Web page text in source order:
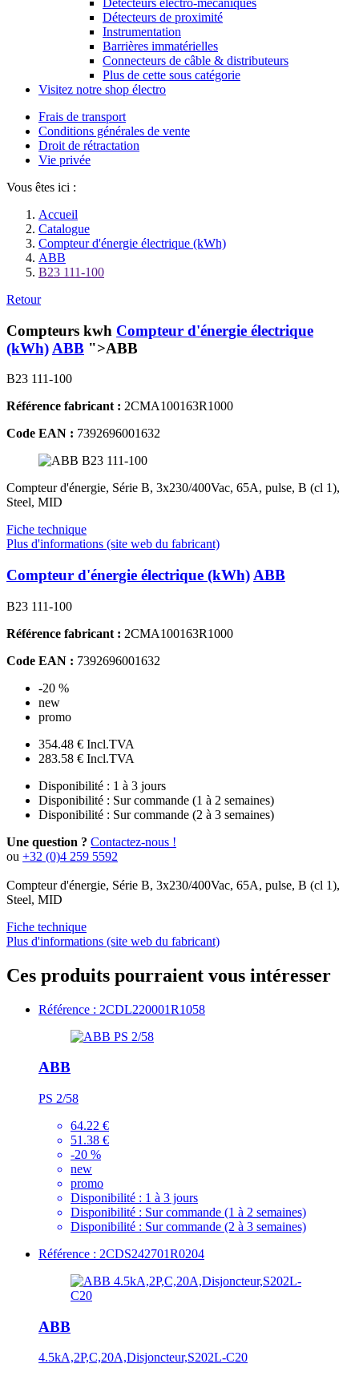
Détecteurs de proximité
Instrumentation
Barrières immatérielles
Connecteurs de câble & distributeurs
Plus de cette sous catégorie
Visitez notre shop électro
Frais de transport
Conditions générales de vente
Droit de rétractation
Vie privée
Vous êtes ici :
Accueil
Catalogue
Compteur d'énergie électrique (kWh)
ABB
B23 111-100
Retour
Compteurs kwh Compteur d'énergie électrique
(kWh) ABB ">ABB
B23 111-100
Référence fabricant : 2CMA100163R1000
Code EAN : 7392696001632
Compteur d'énergie, Série B, 3x230/400Vac, 65A, pulse, B (cl 1),
Steel, MID
Fiche technique
Plus d'informations (site web du fabricant)
Compteur d'énergie électrique (kWh) ABB
B23 111-100
Référence fabricant : 2CMA100163R1000
Code EAN : 7392696001632
-20 %
new
promo
354.48 € Incl.TVA
283.58 € Incl.TVA
Disponibilité : 1 à 3 jours
Disponibilité : Sur commande (1 à 2 semaines)
Disponibilité : Sur commande (2 à 3 semaines)
Une question ? Contactez-nous !
ou +32 (0)4 259 5592
Compteur d'énergie, Série B, 3x230/400Vac, 65A, pulse, B (cl 1),
Steel, MID
Fiche technique
Plus d'informations (site web du fabricant)
Ces produits pourraient vous intéresser
Référence : 2CDL220001R1058
ABB
PS 2/58
64.22 €
51.38 €
-20 %
new
promo
Disponibilité : 1 à 3 jours
Disponibilité : Sur commande (1 à 2 semaines)
Disponibilité : Sur commande (2 à 3 semaines)
Référence : 2CDS242701R0204
ABB
4.5kA,2P,C,20A,Disjoncteur,S202L-C20